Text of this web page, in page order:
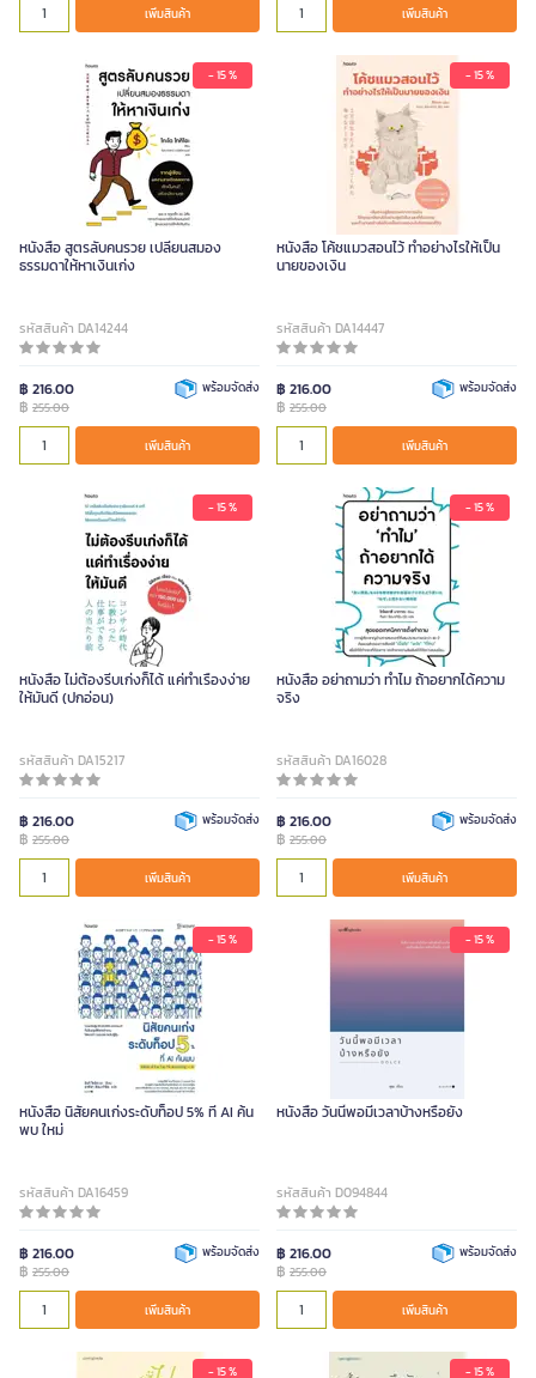
เพิ่มสินค้า เพิ่มสินค้า
- 15 %
หนังสือ สูตรลับคนรวย เปลี่ยนสมอง
ธรรมดาให้หาเงินเก่ง
รหัสสินค้า DA14244
฿ 216.00
฿ 255.00
พร้อมจัดส่ง
เพิ่มสินค้า
- 15 %
หนังสือ โค้ชแมวสอนไว้ ทำอย่างไรให้เป็น
นายของเงิน
รหัสสินค้า DA14447
฿ 216.00
฿ 255.00
พร้อมจัดส่ง
เพิ่มสินค้า
- 15 %
หนังสือ ไม่ต้องรีบเก่งก็ได้ แค่ทําเรื่องง่าย
ให้มันดี (ปกอ่อน)
รหัสสินค้า DA15217
฿ 216.00
฿ 255.00
พร้อมจัดส่ง
เพิ่มสินค้า
- 15 %
หนังสือ อย่าถามว่า ทําไม ถ้าอยากได้ความ
จริง
รหัสสินค้า DA16028
฿ 216.00
฿ 255.00
พร้อมจัดส่ง
เพิ่มสินค้า
- 15 %
หนังสือ นิสัยคนเก่งระดับท็อป 5% ที่ AI ค้น
พบ ใหม่
รหัสสินค้า DA16459
฿ 216.00
฿ 255.00
พร้อมจัดส่ง
เพิ่มสินค้า
- 15 %
หนังสือ วันนี้พอมีเวลาบ้างหรือยัง
รหัสสินค้า D094844
฿ 216.00
฿ 255.00
พร้อมจัดส่ง
เพิ่มสินค้า
- 15 % - 15 %